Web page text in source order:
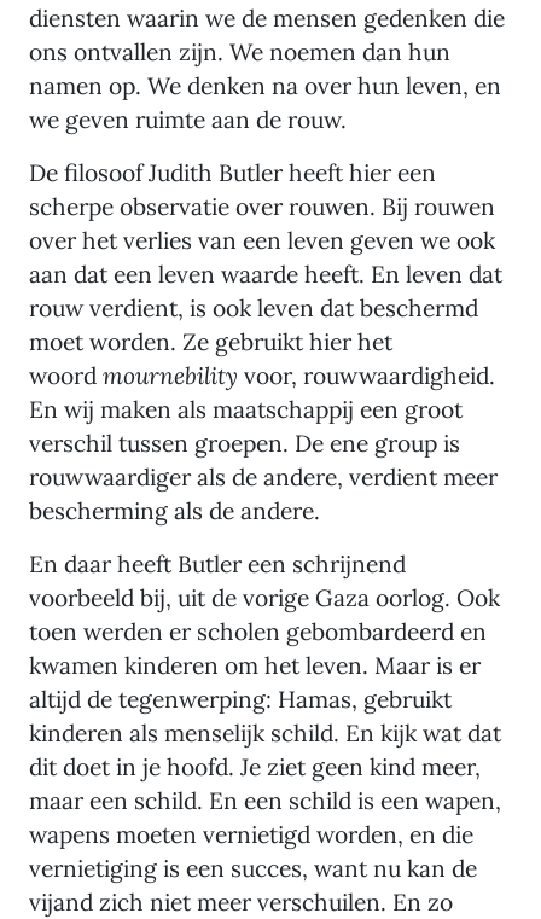
diensten waarin we de mensen gedenken die
ons ontvallen zijn. We noemen dan hun
namen op. We denken na over hun leven, en
we geven ruimte aan de rouw.
De filosoof Judith Butler heeft hier een
scherpe observatie over rouwen. Bij rouwen
over het verlies van een leven geven we ook
aan dat een leven waarde heeft. En leven dat
rouw verdient, is ook leven dat beschermd
moet worden. Ze gebruikt hier het
woord mournebility voor, rouwwaardigheid.
En wij maken als maatschappij een groot
verschil tussen groepen. De ene group is
rouwwaardiger als de andere, verdient meer
bescherming als de andere.
En daar heeft Butler een schrijnend
voorbeeld bij, uit de vorige Gaza oorlog. Ook
toen werden er scholen gebombardeerd en
kwamen kinderen om het leven. Maar is er
altijd de tegenwerping: Hamas, gebruikt
kinderen als menselijk schild. En kijk wat dat
dit doet in je hoofd. Je ziet geen kind meer,
maar een schild. En een schild is een wapen,
wapens moeten vernietigd worden, en die
vernietiging is een succes, want nu kan de
vijand zich niet meer verschuilen. En zo